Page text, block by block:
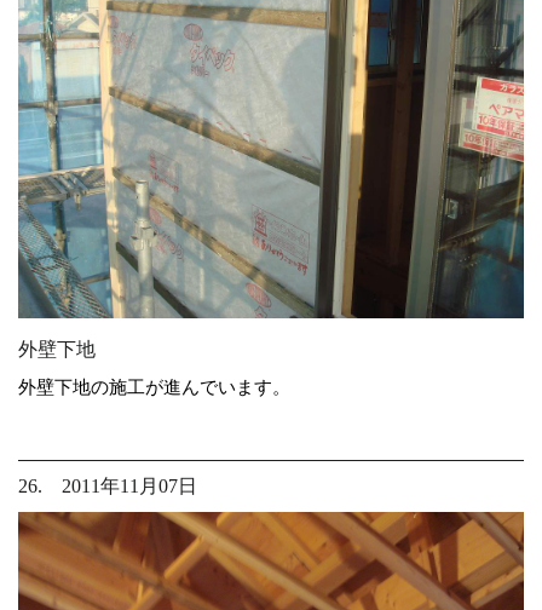
外壁下地
外壁下地の施工が進んでいます。
26. 2011年11月07日